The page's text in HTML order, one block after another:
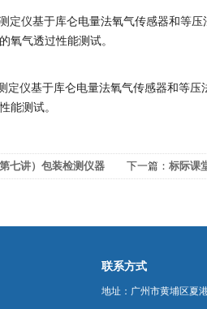
定仪基于库仑电量法氧气传感器和等
氧气透过性能测试。
定仪基于库仑电量法氧气传感器和等压
能测试。
七讲）包装检测仪器
下一篇： 标际课
联系方式
地址：广州市黄埔区夏